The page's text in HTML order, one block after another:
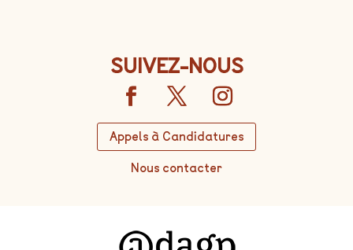
SUIVEZ-NOUS
Appels à Candidatures
Nous contacter